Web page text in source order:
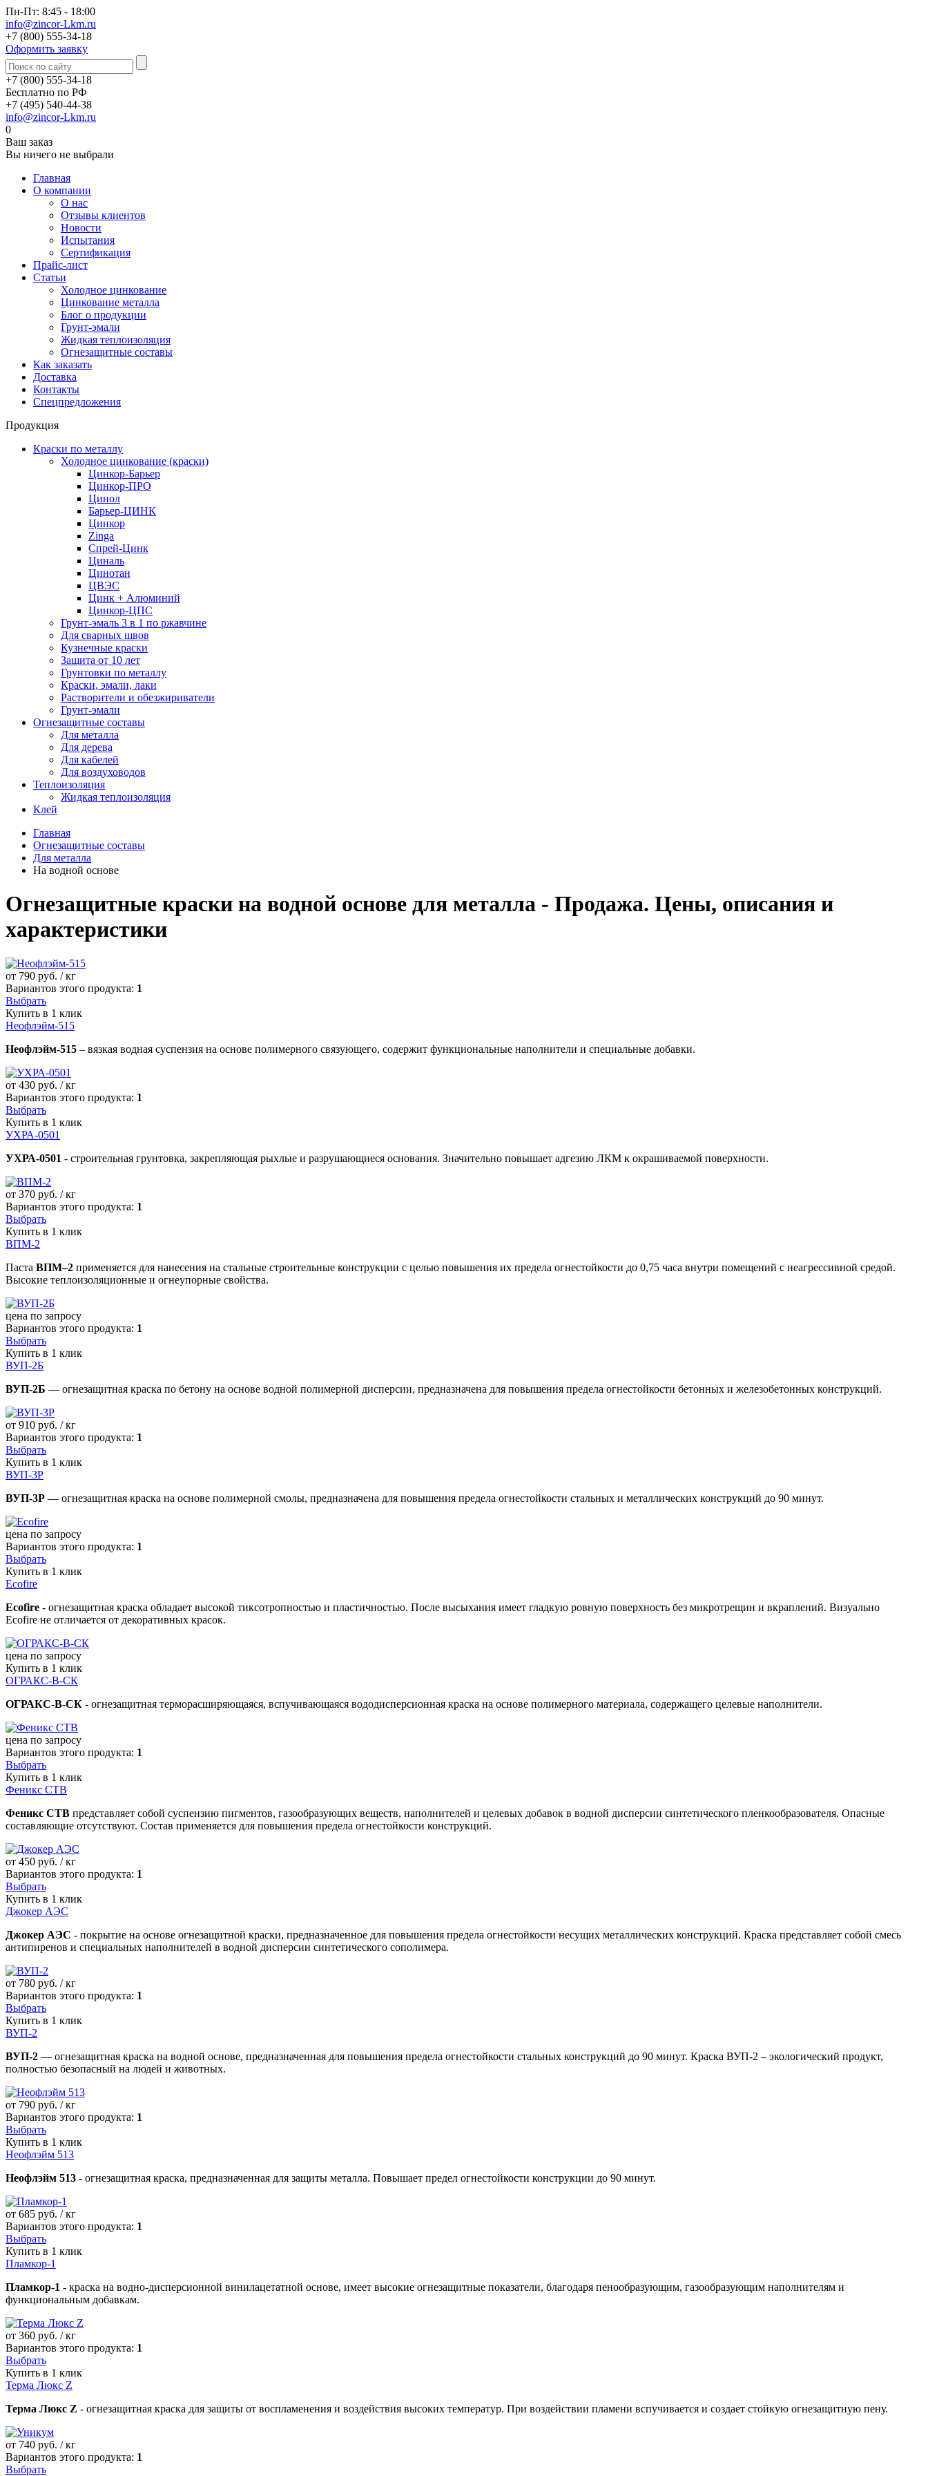
Пн-Пт: 8:45 - 18:00
info@zincor-Lkm.ru
+7 (800) 555-34-18
Оформить заявку
+7 (800) 555-34-18
Бесплатно по РФ
+7 (495) 540-44-38
info@zincor-Lkm.ru
0
Ваш заказ
Вы ничего не выбрали
Главная
О компании
О нас
Отзывы клиентов
Новости
Испытания
Сертификация
Прайс-лист
Статьи
Холодное цинкование
Цинкование металла
Блог о продукции
Грунт-эмали
Жидкая теплоизоляция
Огнезащитные составы
Как заказать
Доставка
Контакты
Спецпредложения
Продукция
Краски по металлу
Холодное цинкование (краски)
Цинкор-Барьер
Цинкор-ПРО
Цинол
Барьер-ЦИНК
Цинкор
Zinga
Спрей-Цинк
Циналь
Цинотан
ЦВЭС
Цинк + Алюминий
Цинкор-ЦПС
Грунт-эмаль 3 в 1 по ржавчине
Для сварных швов
Кузнечные краски
Защита от 10 лет
Грунтовки по металлу
Краски, эмали, лаки
Растворители и обезжириватели
Грунт-эмали
Огнезащитные составы
Для металла
Для дерева
Для кабелей
Для воздуховодов
Теплоизоляция
Жидкая теплоизоляция
Клей
Главная
Огнезащитные составы
Для металла
На водной основе
Огнезащитные краски на водной основе для металла - Продажа. Цены, описания и
характеристики
от 790 руб. / кг
Вариантов этого продукта: 1
Выбрать
Купить в 1 клик
Неофлэйм-515
Неофлэйм-515 – вязкая водная суспензия на основе полимерного связующего, содержит функциональные наполнители и специальные добавки.
от 430 руб. / кг
Вариантов этого продукта: 1
Выбрать
Купить в 1 клик
УХРА-0501
УХРА-0501 - строительная грунтовка, закрепляющая рыхлые и разрушающиеся основания. Значительно повышает адгезию ЛКМ к окрашиваемой поверхности.
от 370 руб. / кг
Вариантов этого продукта: 1
Выбрать
Купить в 1 клик
ВПМ-2
Паста ВПМ–2 применяется для нанесения на стальные строительные конструкции с целью повышения их предела огнестойкости до 0,75 часа внутри помещений с неагрессивной средой.
Высокие теплоизоляционные и огнеупорные свойства.
цена по запросу
Вариантов этого продукта: 1
Выбрать
Купить в 1 клик
ВУП-2Б
ВУП-2Б — огнезащитная краска по бетону на основе водной полимерной дисперсии, предназначена для повышения предела огнестойкости бетонных и железобетонных конструкций.
от 910 руб. / кг
Вариантов этого продукта: 1
Выбрать
Купить в 1 клик
ВУП-3Р
ВУП-3Р — огнезащитная краска на основе полимерной смолы, предназначена для повышения предела огнестойкости стальных и металлических конструкций до 90 минут.
цена по запросу
Вариантов этого продукта: 1
Выбрать
Купить в 1 клик
Ecofire
Ecofire - огнезащитная краска обладает высокой тиксотропностью и пластичностью. После высыхания имеет гладкую ровную поверхность без микротрещин и вкраплений. Визуально
Ecofire не отличается от декоративных красок.
цена по запросу
Купить в 1 клик
ОГРАКС-В-СК
ОГРАКС-В-СК - огнезащитная терморасширяющаяся, вспучивающаяся вододисперсионная краска на основе полимерного материала, содержащего целевые наполнители.
цена по запросу
Вариантов этого продукта: 1
Выбрать
Купить в 1 клик
Феникс СТВ
Феникс СТВ представляет собой суспензию пигментов, газообразующих веществ, наполнителей и целевых добавок в водной дисперсии синтетического пленкообразователя. Опасные
составляющие отсутствуют. Состав применяется для повышения предела огнестойкости конструкций.
от 450 руб. / кг
Вариантов этого продукта: 1
Выбрать
Купить в 1 клик
Джокер АЭС
Джокер АЭС - покрытие на основе огнезащитной краски, предназначенное для повышения предела огнестойкости несущих металлических конструкций. Краска представляет собой смесь
антипиренов и специальных наполнителей в водной дисперсии синтетического сополимера.
от 780 руб. / кг
Вариантов этого продукта: 1
Выбрать
Купить в 1 клик
ВУП-2
ВУП-2 — огнезащитная краска на водной основе, предназначенная для повышения предела огнестойкости стальных конструкций до 90 минут. Краска ВУП-2 – экологический продукт,
полностью безопасный на людей и животных.
от 790 руб. / кг
Вариантов этого продукта: 1
Выбрать
Купить в 1 клик
Неофлэйм 513
Неофлэйм 513 - огнезащитная краска, предназначенная для защиты металла. Повышает предел огнестойкости конструкции до 90 минут.
от 685 руб. / кг
Вариантов этого продукта: 1
Выбрать
Купить в 1 клик
Пламкор-1
Пламкор-1 - краска на водно-дисперсионной винилацетатной основе, имеет высокие огнезащитные показатели, благодаря пенообразующим, газообразующим наполнителям и
функциональным добавкам.
от 360 руб. / кг
Вариантов этого продукта: 1
Выбрать
Купить в 1 клик
Терма Люкс Z
Терма Люкс Z - огнезащитная краска для защиты от воспламенения и воздействия высоких температур. При воздействии пламени вспучивается и создает стойкую огнезащитную пену.
от 740 руб. / кг
Вариантов этого продукта: 1
Выбрать